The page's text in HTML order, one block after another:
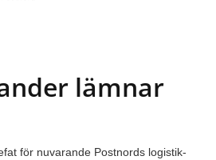
lämnar
för nuvarande Postnords logistik-